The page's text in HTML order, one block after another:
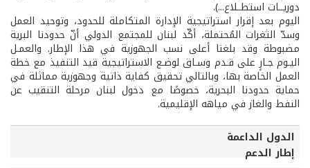
دوريــات استطــلاع...).
اليوم بعد إقرار استراتيجية الإدارة المتكاملة للحدود، وتوحيد العمل
وسدّ الثغرات المُحتملة، أكّد لبنان للمجتمع الدولي أنّ حدودنا البرية
مضبوطة وقد بلغنا أعلى نسب الجهوزية في هذا الإطار. والعمـل
اليـوم جـارٍ على قـدم وسـاق لوضـع الاستراتيجية قيد التنفيذ مع خطة
العمل الخاصة بها، وبالتالي تحقيق كفاية ذاتية وجهوزية مماثلة في
حماية حدودنا البحرية، خصوصًا مع دخول لبنان مرحلة التنقيب عن
النفط والغاز في مياهه الإقليمية.
الدول الداعمة لمشروع إدارة الحدود
الدول الداعمة
إطار الدعم